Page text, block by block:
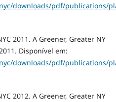
downloads/pdf/publications/
2011. A Greener, Greater NY
Disponível em:
downloads/pdf/publications/
2012. A Greener, Greater NY